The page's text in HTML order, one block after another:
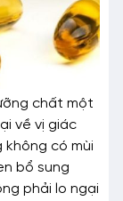
chất một
về vị giác
không có mùi
bổ sung
phải lo ngại